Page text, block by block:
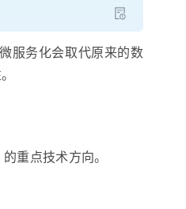
服务化会取代原来的数
重点技术方向。